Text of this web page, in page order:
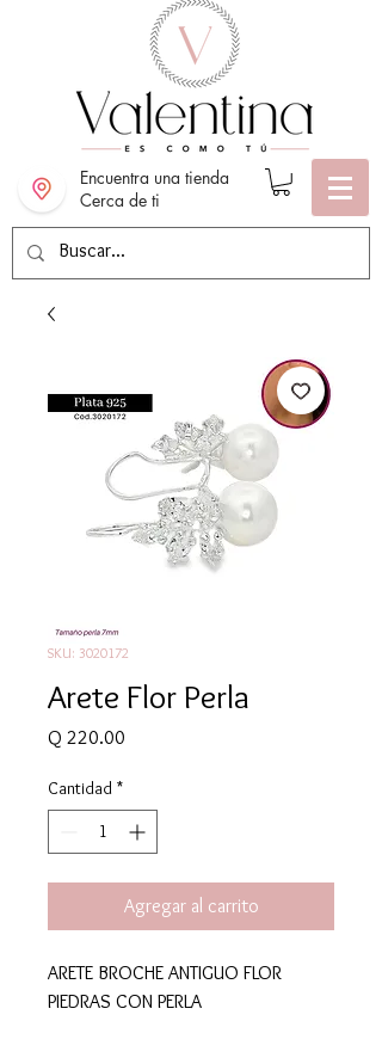
Encuentra una tienda
Cerca de ti
SKU: 3020172
Arete Flor Perla
Q 220.00
Cantidad *
Agregar al carrito
ARETE BROCHE ANTIGUO FLOR
PIEDRAS CON PERLA